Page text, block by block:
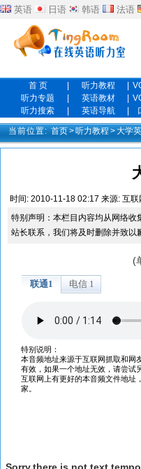
英语 日语 韩语 法语
首 页 听力教程
听力专题
英语教材
听力搜索
英语导航
当前位置: 首页>听力教程 >大学
时间: 2010-11-18 02:17 来源: 互联
特别声明：本栏目内容均从网络
站长联系，我们将及时删除并致以
(